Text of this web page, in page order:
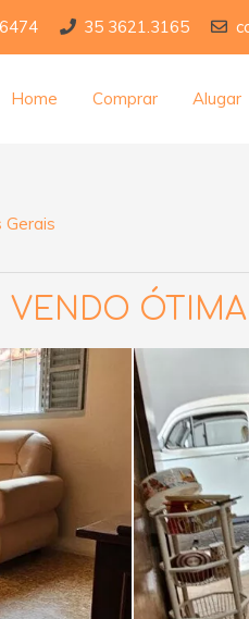
35 3621.3165
Home Comprar Alugar
Gerais
VENDO